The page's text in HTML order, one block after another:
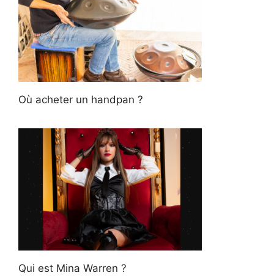
Où acheter un handpan ?
Qui est Mina Warren ?